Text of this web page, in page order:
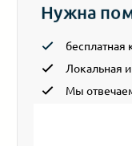
Нужна
бесплатная
Локальная
Мы